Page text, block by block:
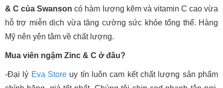
& C của Swanson có hàm lượng kẽm và vitamin C cao vừa
hỗ trợ miễn dịch vừa tăng cường sức khỏe tổng thể. Hàng
Mỹ nên yên tâm về chất lượng.
Mua viên ngậm Zinc & C ở đâu?
-Đại lý Eva Store uy tín luôn cam kết chất lượng sản phẩm